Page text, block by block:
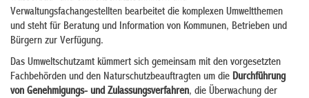
Verwaltungsfachangestellten bearbeitet die komplexen Umweltthemen
und steht für Beratung und Information von Kommunen, Betrieben und
Bürgern zur Verfügung.
Das Umweltschutzamt kümmert sich gemeinsam mit den vorgesetzten
Fachbehörden und den Naturschutzbeauftragten um die Durchführung
von Genehmigungs- und Zulassungsverfahren, die Überwachung der